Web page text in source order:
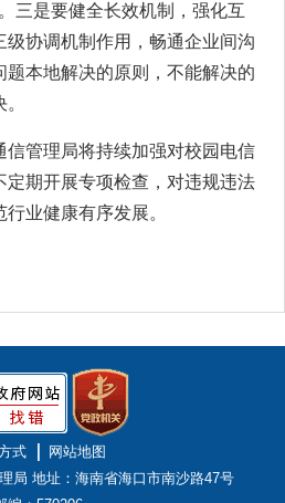
三是要健全长效机制，强化互
协调机制作用，畅通企业间沟
本地解决的原则，不能解决的
信管理局将持续加强对校园电信
定期开展专项检查，对违规违法
业健康有序发展。
式
网站地图
局 地址：海南省海口市南沙路47号